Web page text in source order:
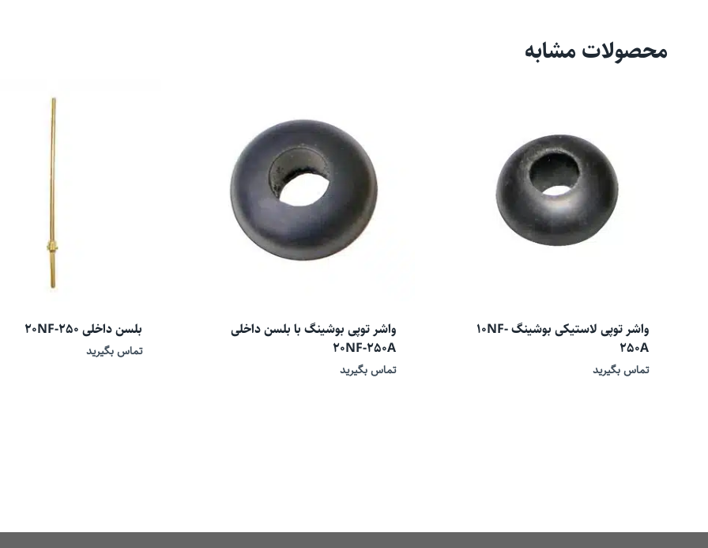
محصولات مشابه
واشر توپی لاستیکی بوشینگ 10NF-
250A
تماس بگیرید
واشر توپی بوشینگ با بلسن داخلی
20NF-250A
تماس بگیرید
بلسن داخلی 20NF-250
تماس بگیرید